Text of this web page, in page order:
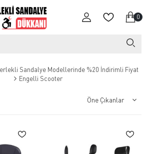
0
Sandalye Modellerinde %20 İndirimli Fiyat
Engelli Scooter